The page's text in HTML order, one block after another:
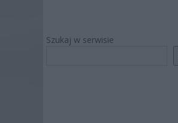
Szukaj w serwisie